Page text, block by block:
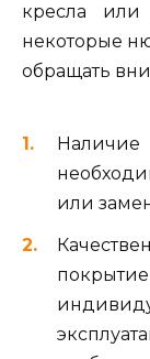
кресла или
некоторые
обращать
или